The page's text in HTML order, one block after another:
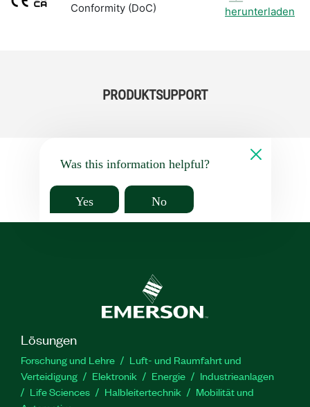
Conformity (DoC)
herunterladen
PRODUKTSUPPORT
Was this information helpful?
Yes No
Lösungen
Forschung und Lehre
Luft- und Raumfahrt und
Verteidigung
Elektronik Energie
Industrieanlagen
Life Sciences
Halbleitertechnik
Mobilität und